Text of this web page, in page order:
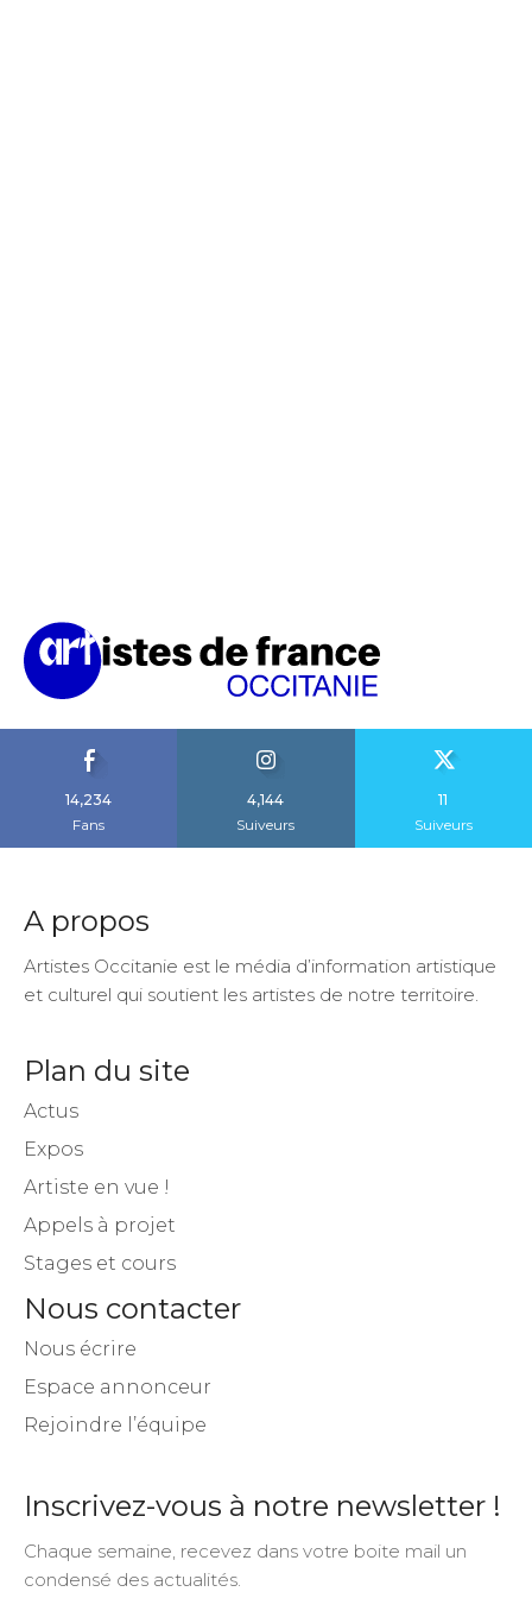
14,234
Fans
4,144
Suiveurs
11
Suiveurs
A propos
Artistes Occitanie est le média d’information artistique
et culturel qui soutient les artistes de notre territoire.
Plan du site
Actus
Expos
Artiste en vue !
Appels à projet
Stages et cours
Nous contacter
Nous écrire
Espace annonceur
Rejoindre l’équipe
Inscrivez-vous à notre newsletter !
Chaque semaine, recevez dans votre boite mail un
condensé des actualités.